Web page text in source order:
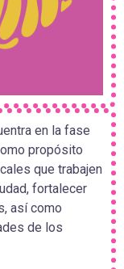
en la fase
propósito
que trabajen
fortalecer
así como
de los